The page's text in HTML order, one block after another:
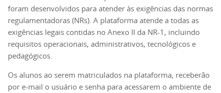
foram desenvolvidos para atender às exigências das normas
regulamentadoras (NRs). A plataforma atende a todas as
exigências legais contidas no Anexo II da NR-1, incluindo
requisitos operacionais, administrativos, tecnológicos e
pedagógicos.
Os alunos ao serem matriculados na plataforma, receberão
por e-mail o usuário e senha para acessarem o ambiente de